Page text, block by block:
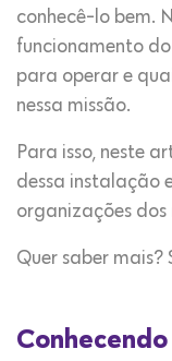
conhecê-lo bem.
funcionamento
para operar e
nessa missão.
Para isso, neste
dessa instalação
organizações dos
Quer saber mais?